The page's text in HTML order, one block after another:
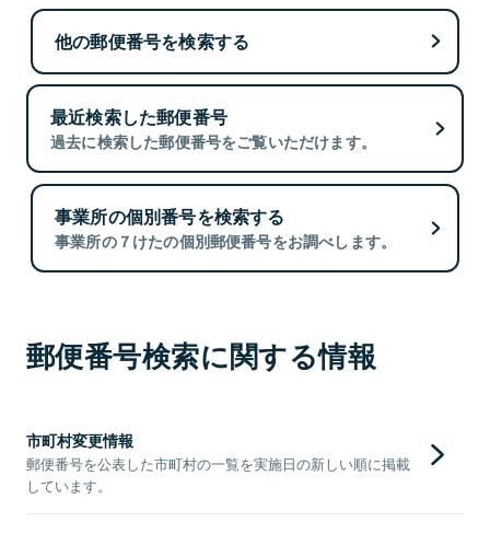
他の郵便番号を検索する
最近検索した郵便番号
過去に検索した郵便番号をご覧いただけます。
事業所の個別番号を検索する
事業所の７けたの個別郵便番号をお調べします。
郵便番号検索に関する情報
市町村変更情報
郵便番号を公表した市町村の一覧を実施日の新しい順に掲載
しています。